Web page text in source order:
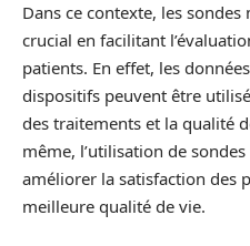
Dans ce contexte, les
crucial en facilitant
patients. En effet, les
dispositifs peuvent être
des traitements et la qualité
même, l’utilisation de
améliorer la satisfaction des
meilleure qualité de vie.